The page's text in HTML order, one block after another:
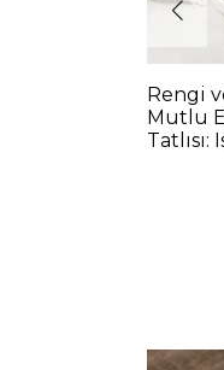
Rengi
Mutlu
Tatlısı: